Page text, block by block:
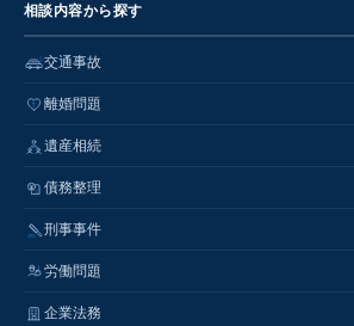
相談内容から探す
交通事故
離婚問題
遺産相続
債務整理
刑事事件
労働問題
企業法務